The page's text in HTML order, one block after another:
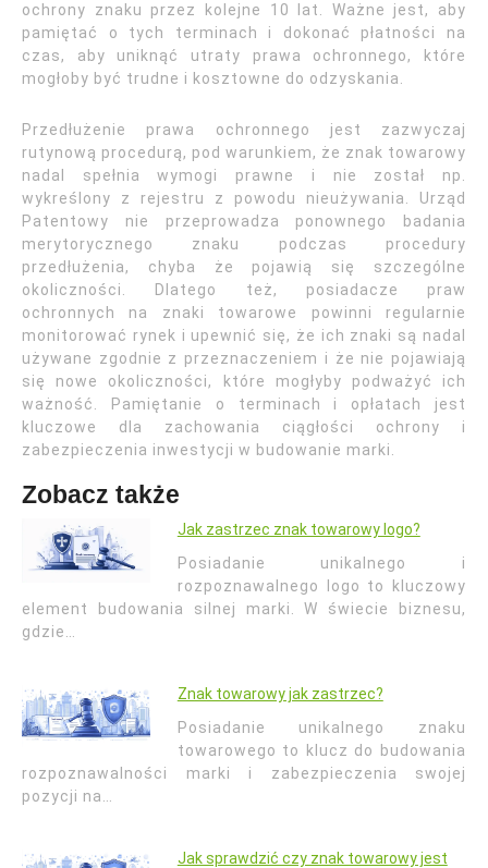
ochrony znaku przez kolejne 10 lat. Ważne jest, aby
pamiętać o tych terminach i dokonać płatności na
czas, aby uniknąć utraty prawa ochronnego, które
mogłoby być trudne i kosztowne do odzyskania.
Przedłużenie prawa ochronnego jest zazwyczaj
rutynową procedurą, pod warunkiem, że znak towarowy
nadal spełnia wymogi prawne i nie został np.
wykreślony z rejestru z powodu nieużywania. Urząd
Patentowy nie przeprowadza ponownego badania
merytorycznego znaku podczas procedury
przedłużenia, chyba że pojawią się szczególne
okoliczności. Dlatego też, posiadacze praw
ochronnych na znaki towarowe powinni regularnie
monitorować rynek i upewnić się, że ich znaki są nadal
używane zgodnie z przeznaczeniem i że nie pojawiają
się nowe okoliczności, które mogłyby podważyć ich
ważność. Pamiętanie o terminach i opłatach jest
kluczowe dla zachowania ciągłości ochrony i
zabezpieczenia inwestycji w budowanie marki.
Zobacz także
Jak zastrzec znak towarowy logo?
Posiadanie unikalnego i
rozpoznawalnego logo to kluczowy
element budowania silnej marki. W świecie biznesu,
gdzie…
Znak towarowy jak zastrzec?
Posiadanie unikalnego znaku
towarowego to klucz do budowania
rozpoznawalności marki i zabezpieczenia swojej
pozycji na…
Jak sprawdzić czy znak towarowy jest